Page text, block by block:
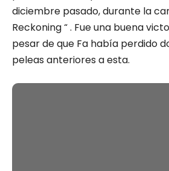
diciembre pasado, durante la
Reckoning “ . Fue una buena
pesar de que Fa había perdido
peleas anteriores a esta.